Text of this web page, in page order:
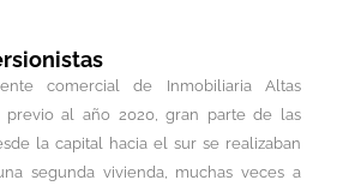
comercial de Inmobiliaria Altas
previo al año 2020, gran parte de las
la capital hacia el sur se realizaban
segunda vivienda, muchas veces a